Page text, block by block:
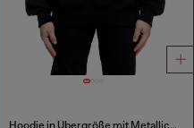
Hoodie in Übergröße mit Metallic-Logo